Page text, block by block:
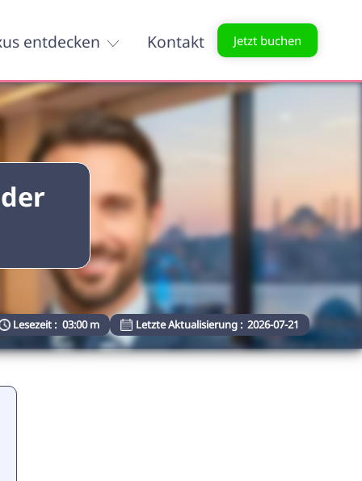
entdecken Kontakt Jetzt buchen
Lesezeit : 03:00 m Letzte Aktualisierung : 2026-07-21